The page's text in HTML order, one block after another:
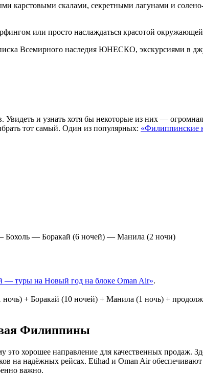
карстовыми скалами, секретными лагунами и
или просто наслаждаться красотой
Всемирного наследия ЮНЕСКО, экскурсиями в
и узнать хотя бы некоторые из них —
тот самый. Один из популярных: «Филиппинские
Бохоль — Боракай (6 ночей) — Манила (2 ночи)
— туры на Новый год на блоке Oman Air».
+ Боракай (10 ночей) + Манила (1 ночь) +
Филиппины
хорошее направление для качественных продаж.
на надёжных рейсах. Etihad и Oman Air
важно.